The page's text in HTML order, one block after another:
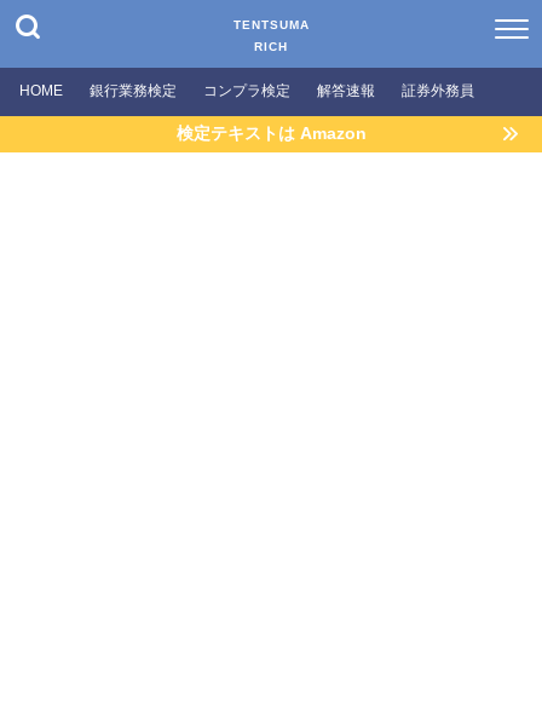
TENTSUMA
RICH
HOME 銀行業務検定 コンプラ検定 解答速報 証券外務員
検定テキストは Amazon